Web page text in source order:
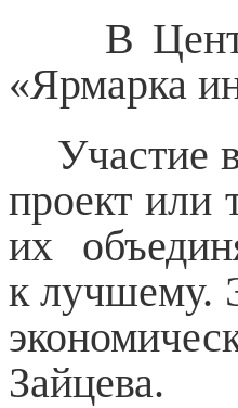
В
«Ярмарка
Участие
проект или
их
к лучшему.
Зайцева.